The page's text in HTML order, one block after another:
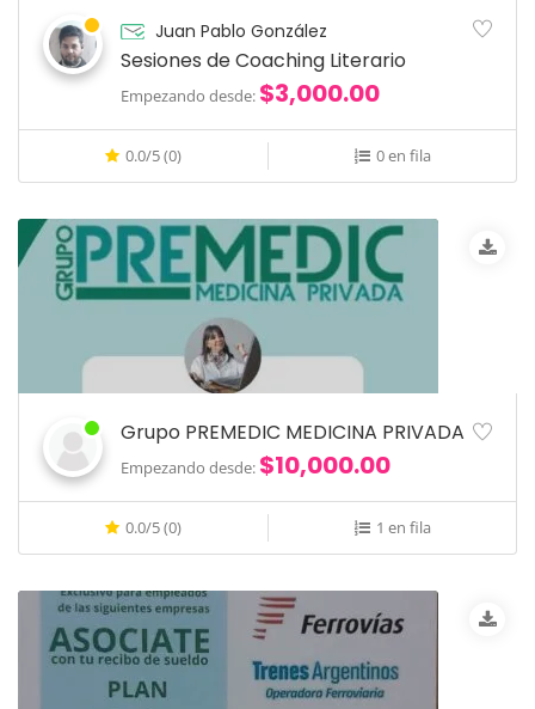
Juan Pablo González
Sesiones de Coaching Literario
Empezando desde: $3,000.00
0.0/5 (0) 0 en fila
Grupo PREMEDIC MEDICINA PRIVADA
Empezando desde: $10,000.00
0.0/5 (0) 1 en fila